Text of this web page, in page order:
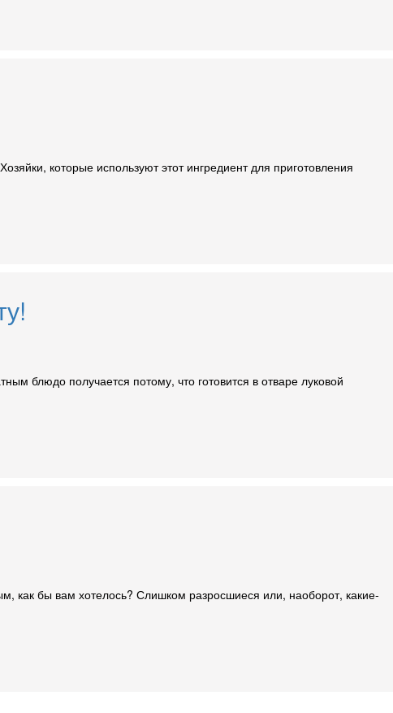
которые используют этот ингредиент для приготовления
блюдо получается потому, что готовится в отваре луковой
как бы вам хотелось? Слишком разросшиеся или, наоборот, какие-